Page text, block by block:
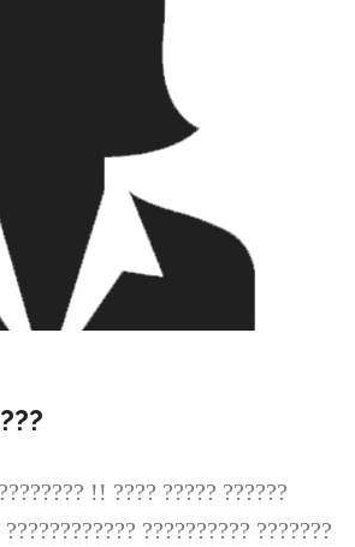
!! ???? ????? ??????
?????????? ???????